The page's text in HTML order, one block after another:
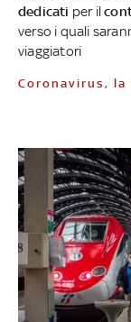
dedicati per il
verso i quali
viaggiatori
Coronavirus,